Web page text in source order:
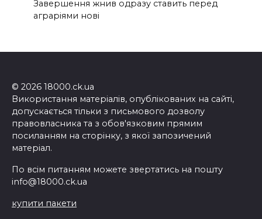
Завершення жнив одразу ставить перед
аграріями нові
© 2026 18000.ck.ua
Використання матеріалів, опублікованих на сайті,
допускається тільки з письмового дозволу
правовласника та з обов'язковим прямим
посиланням на сторінку, з якої запозичений
матеріал.
По всім питанням можете звертатись на пошту
info@18000.ck.ua
купити пакети